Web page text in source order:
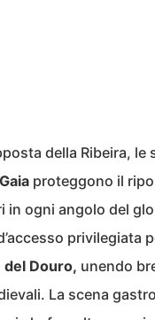
della Ribeira, le
proteggono il
in ogni angolo del
privilegiata
del Douro, unendo
La scena